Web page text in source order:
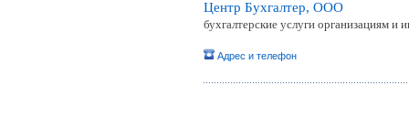
Центр Бухгалтер, ООО
бухгалтерские услуги организациям
Адрес и телефон